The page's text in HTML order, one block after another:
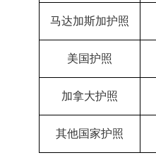
马达加斯加护照
美国护照
加拿大护照
其他国家护照